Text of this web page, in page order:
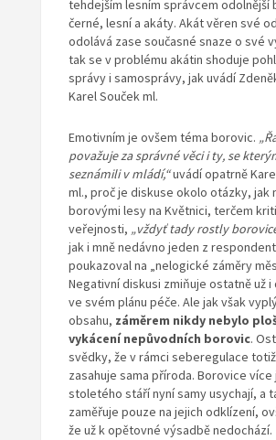
tehdejším lesním správcem odolnější
černé, lesní a akáty. Akát věren své
odolává zase současné snaze o své
tak se v problému akátin shoduje
správy i samosprávy, jak uvádí
Karel Souček ml.
Emotivním je ovšem téma borovic.
považuje za správné věci i ty, se
seznámili v mládí,“uvádí opatrně
ml., proč je diskuse okolo otázky, jak
borovými lesy na Květnici, terčem
veřejnosti, „vždyť tady rostly
jak i mně nedávno jeden z
poukazoval na „nelogické záměry
Negativní diskusi zmiňuje ostatně už i
ve svém plánu péče. Ale jak však
obsahu, záměrem nikdy nebylo
vykácení nepůvodních borovic.
svědky, že v rámci seberegulace
zasahuje sama příroda. Borovice více
stoletého stáří nyní samy usychají, a
zaměřuje pouze na jejich odklízení,
že už k opětovné výsadbě nedochází.